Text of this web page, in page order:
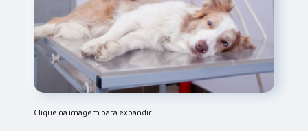
Clique na imagem para expandir